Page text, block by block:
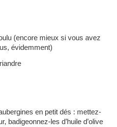
(encore mieux si vous avez
évidemment)
en petit dés : mettez-
badigeonnez-les d’huile d’olive